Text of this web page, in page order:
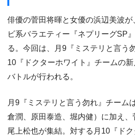
俳優の菅田将暉と女優の浜辺美波
ビ系バラエティー『ネプリーグSP
る。今回は、月9『ミステリと言う
10『ドクターホワイト』チームの
バトルが行われる。
月9『ミステリと言う勿れ』チーム
倉潤、原田泰造、堀内健）に加え、
尾上松也が集結。対する月10『ド